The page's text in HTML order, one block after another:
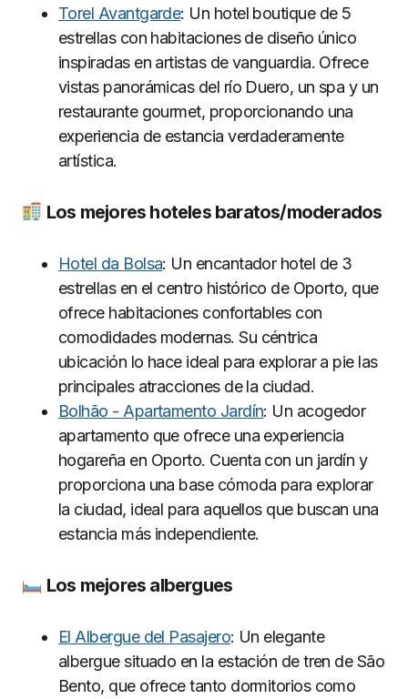
Torel Avantgarde: Un hotel boutique de 5
estrellas con habitaciones de diseño único
inspiradas en artistas de vanguardia. Ofrece
vistas panorámicas del río Duero, un spa y un
restaurante gourmet, proporcionando una
experiencia de estancia verdaderamente
artística.
Los mejores hoteles baratos/moderados
Hotel da Bolsa: Un encantador hotel de 3
estrellas en el centro histórico de Oporto, que
ofrece habitaciones confortables con
comodidades modernas. Su céntrica
ubicación lo hace ideal para explorar a pie las
principales atracciones de la ciudad.
Bolhão - Apartamento Jardín: Un acogedor
apartamento que ofrece una experiencia
hogareña en Oporto. Cuenta con un jardín y
proporciona una base cómoda para explorar
la ciudad, ideal para aquellos que buscan una
estancia más independiente.
Los mejores albergues
El Albergue del Pasajero: Un elegante
albergue situado en la estación de tren de São
Bento, que ofrece tanto dormitorios como